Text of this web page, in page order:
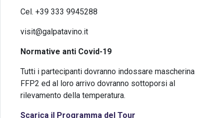
Cel. +39 333 9945288
visit@galpatavino.it
Normative anti Covid-19
Tutti i partecipanti dovranno indossare mascherina
FFP2 ed al loro arrivo dovranno sottoporsi al
rilevamento della temperatura.
Scarica il Programma del Tour